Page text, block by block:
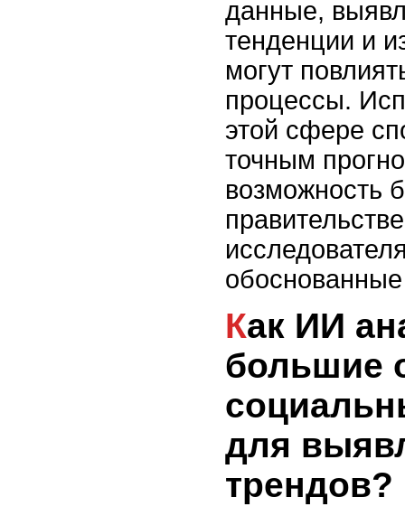
данные,
тенденции и
могут
процессы.
этой сфере
точным
возможность
Как ИИ анализирует
большие
для
трендов?